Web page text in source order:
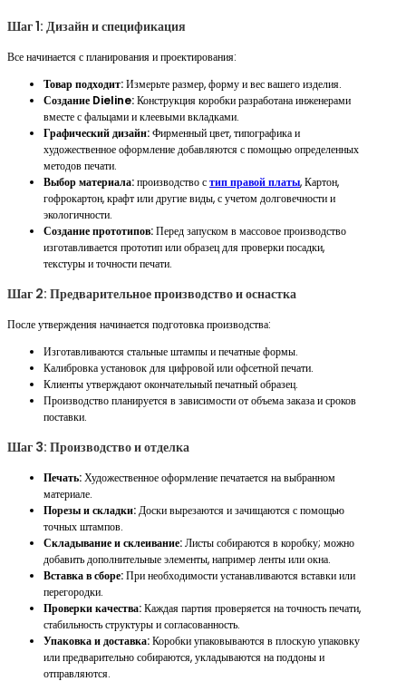
Шаг 1: Дизайн и спецификация
Все начинается с планирования и проектирования:
Товар подходит:Измерьте размер, форму и вес вашего изделия.
Создание Dieline:Конструкция коробки разработана инженерами
вместе с фальцами и клеевыми вкладками.
Графический дизайн:Фирменный цвет, типографика и
художественное оформление добавляются с помощью определенных
методов печати.
Выбор материала:производство стип правой платы, Картон,
гофрокартон, крафт или другие виды, с учетом долговечности и
экологичности.
Создание прототипов:Перед запуском в массовое производство
изготавливается прототип или образец для проверки посадки,
текстуры и точности печати.
Шаг 2: Предварительное производство и оснастка
После утверждения начинается подготовка производства:
Изготавливаются стальные штампы и печатные формы.
Калибровка установок для цифровой или офсетной печати.
Клиенты утверждают окончательный печатный образец.
Производство планируется в зависимости от объема заказа и сроков
поставки.
Шаг 3: Производство и отделка
Печать:Художественное оформление печатается на выбранном
материале.
Порезы и складки:Доски вырезаются и зачищаются с помощью
точных штампов.
Складывание и склеивание:Листы собираются в коробку; можно
добавить дополнительные элементы, например ленты или окна.
Вставка в сборе:При необходимости устанавливаются вставки или
перегородки.
Проверки качества:Каждая партия проверяется на точность печати,
стабильность структуры и согласованность.
Упаковка и доставка:Коробки упаковываются в плоскую упаковку
или предварительно собираются, укладываются на поддоны и
отправляются.